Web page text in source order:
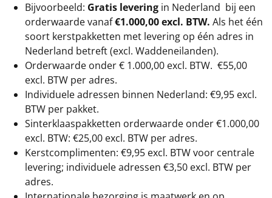
Bijvoorbeeld: Gratis levering in Nederland bij een
orderwaarde vanaf€1.000,00 excl. BTW. Als het één
soort kerstpakketten met levering op één adres in
Nederland betreft (excl. Waddeneilanden).
Orderwaarde onder € 1.000,00 excl. BTW. €55,00
excl. BTW per adres.
Individuele adressen binnen Nederland: €9,95 excl.
BTW per pakket.
Sinterklaaspakketten orderwaarde onder €1.000,00
excl. BTW: €25,00 excl. BTW per adres.
Kerstcomplimenten: €9,95 excl. BTW voor centrale
levering; individuele adressen €3,50 excl. BTW per
adres.